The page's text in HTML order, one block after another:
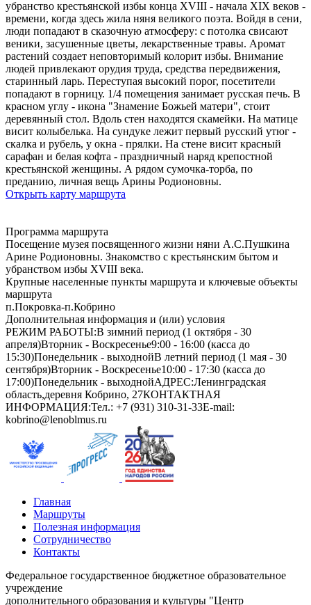
убранство крестьянской избы конца XVIII - начала XIX веков -
времени, когда здесь жила няня великого поэта. Войдя в сени,
люди попадают в сказочную атмосферу: с потолка свисают
веники, засушенные цветы, лекарственные травы. Аромат
растений создает неповторимый колорит избы. Внимание
людей привлекают орудия труда, средства передвижения,
старинный ларь. Переступая высокий порог, посетители
попадают в горницу. 1/4 помещения занимает русская печь. В
красном углу - икона "Знамение Божьей матери", стоит
деревянный стол. Вдоль стен находятся скамейки. На матице
висит колыбелька. На сундуке лежит первый русский утюг -
скалка и рубель, у окна - прялки. На стене висит красный
сарафан и белая кофта - праздничный наряд крепостной
крестьянской женщины. А рядом сумочка-торба, по
преданию, личная вещь Арины Родионовны.
Открыть карту маршрута
Программа маршрута
Посещение музея посвященного жизни няни А.С.Пушкина
Арине Родионовны. Знакомство с крестьянским бытом и
убранством избы XVIII века.
Крупные населенные пункты маршрута и ключевые объекты
маршрута
п.Покровка-п.Кобрино
Дополнительная информация и (или) условия
РЕЖИМ РАБОТЫ:В зимний период (1 октября - 30
апреля)Вторник - Воскресенье9:00 - 16:00 (касса до
15:30)Понедельник - выходнойВ летний период (1 мая - 30
сентября)Вторник - Воскресенье10:00 - 17:30 (касса до
17:00)Понедельник - выходнойАДРЕС:Ленинградская
область,деревня Кобрино, 27КОНТАКТНАЯ
ИНФОРМАЦИЯ:Тел.: +7 (931) 310-31-33E-mail:
kobrino@lenoblmus.ru
Главная
Маршруты
Полезная информация
Сотрудничество
Контакты
Федеральное государственное бюджетное образовательное
учреждение
дополнительного образования и культуры "Центр